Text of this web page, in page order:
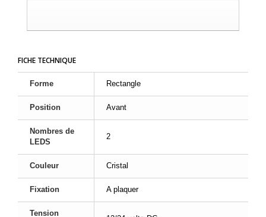
FICHE TECHNIQUE
Forme Rectangle
Position Avant
Nombres de
LEDS
2
Couleur Cristal
Fixation A plaquer
Tension